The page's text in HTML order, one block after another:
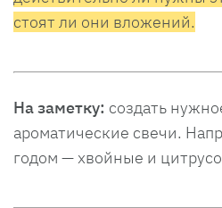
стоят ли они вложений.
На заметку: создать
ароматические свечи.
годом — хвойные и